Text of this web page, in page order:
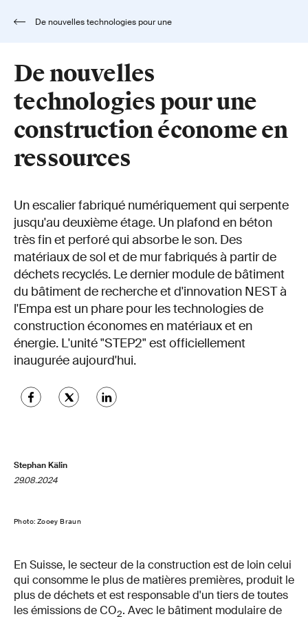
De nouvelles
technologies pour une
construction économe en
ressources
Un escalier fabriqué numériquement qui serpente
jusqu'au deuxième étage. Un plafond en béton
très fin et perforé qui absorbe le son. Des
matériaux de sol et de mur fabriqués à partir de
déchets recyclés. Le dernier module de bâtiment
du bâtiment de recherche et d'innovation NEST à
l'Empa est un phare pour les technologies de
construction économes en matériaux et en
énergie. L'unité "STEP2" est officiellement
inaugurée aujourd'hui.
Stephan Kälin
29.08.2024
Photo: Zooey Braun
En Suisse, le secteur de la construction est de loin celui
qui consomme le plus de matières premières, produit le
plus de déchets et est responsable d'un tiers de toutes
les émissions de CO2. Avec le bâtiment modulaire de